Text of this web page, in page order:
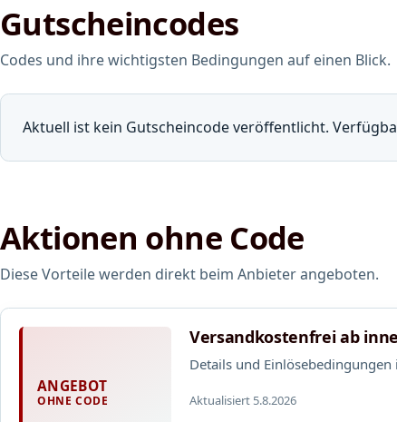
Gutscheincodes
Codes und ihre wichtigsten Bedingungen auf einen Blick.
Aktuell ist kein Gutscheincode veröffentlicht.
Aktionen ohne Code
Diese Vorteile werden direkt beim Anbieter angeboten.
ANGEBOT
OHNE CODE
Versandkostenfrei ab
Details und
Aktualisiert 5.8.2026